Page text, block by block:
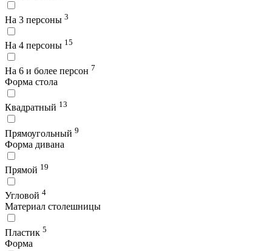
На 3 персоны 3
На 4 персоны 15
На 6 и более персон 7
Форма стола
Квадратный 13
Прямоугольный 9
Форма дивана
Прямой 19
Угловой 4
Материал столешницы
Пластик 5
Форма